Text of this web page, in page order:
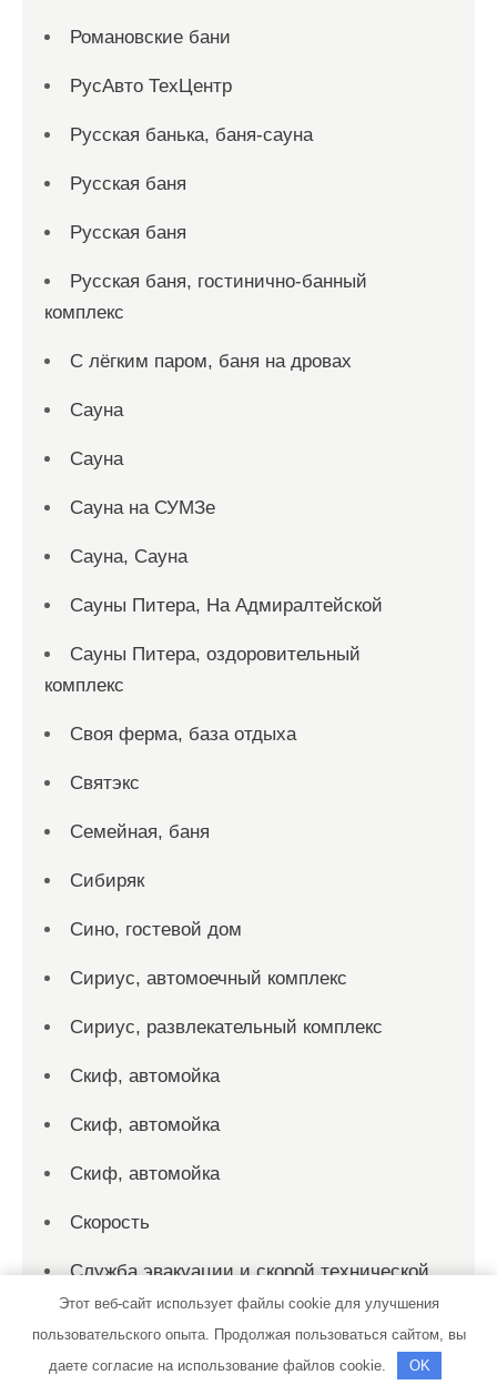
Романовские бани
РусАвто ТехЦентр
Русская банька, баня-сауна
Русская баня
Русская баня
Русская баня, гостинично-банный
комплекс
С лёгким паром, баня на дровах
Сауна
Сауна
Сауна на СУМЗе
Сауна, Сауна
Сауны Питера, На Адмиралтейской
Сауны Питера, оздоровительный
комплекс
Своя ферма, база отдыха
Святэкс
Семейная, баня
Сибиряк
Сино, гостевой дом
Сириус, автомоечный комплекс
Сириус, развлекательный комплекс
Скиф, автомойка
Скиф, автомойка
Скиф, автомойка
Скорость
Служба эвакуации и скорой технической
помощи, Служба эвакуации и скорой
технической помощи
Солексавто-Сибирь, официальный дилер
Этот веб-сайт использует файлы cookie для улучшения
пользовательского опыта. Продолжая пользоваться сайтом, вы
даете согласие на использование файлов cookie.
OK